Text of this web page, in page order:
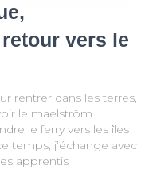
vers le
rentrer dans les terres,
le maelström
le ferry vers les îles
temps, j’échange avec
apprentis